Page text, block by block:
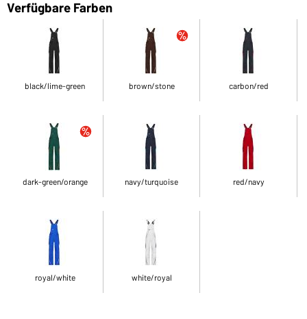
Verfügbare Farben
black/lime-green brown/stone carbon/red
dark-green/orange navy/turquoise red/navy
royal/white white/royal